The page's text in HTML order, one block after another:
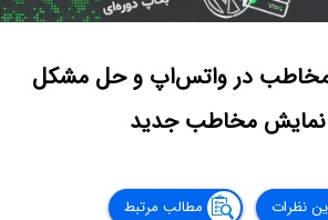
مخاطب در واتس‌اپ و حل مشکل
مخاطب جدید
نظرات مطالب مرتبط